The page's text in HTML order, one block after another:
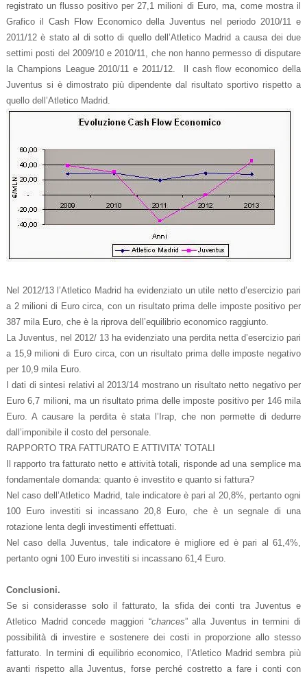
registrato un flusso positivo per 27,1 milioni di Euro, ma, come mostra il
Grafico il Cash Flow Economico della Juventus nel periodo 2010/11 e
2011/12 è stato al di sotto di quello dell’Atletico Madrid a causa dei due
settimi posti del 2009/10 e 2010/11, che non hanno permesso di disputare
la Champions League 2010/11 e 2011/12. Il cash flow economico della
Juventus si è dimostrato più dipendente dal risultato sportivo rispetto a
quello dell’Atletico Madrid.
Nel 2012/13 l’Atletico Madrid ha evidenziato un utile netto d’esercizio pari
a 2 milioni di Euro circa, con un risultato prima delle imposte positivo per
387 mila Euro, che è la riprova dell’equilibrio economico raggiunto.
La Juventus, nel 2012/ 13 ha evidenziato una perdita netta d’esercizio pari
a 15,9 milioni di Euro circa, con un risultato prima delle imposte negativo
per 10,9 mila Euro.
I dati di sintesi relativi al 2013/14 mostrano un risultato netto negativo per
Euro 6,7 milioni, ma un risultato prima delle imposte positivo per 146 mila
Euro. A causare la perdita è stata l’Irap, che non permette di dedurre
dall’imponibile il costo del personale.
RAPPORTO TRA FATTURATO E ATTIVITA’ TOTALI
Il rapporto tra fatturato netto e attività totali, risponde ad una semplice ma
fondamentale domanda: quanto è investito e quanto si fattura?
Nel caso dell’Atletico Madrid, tale indicatore è pari al 20,8%, pertanto ogni
100 Euro investiti si incassano 20,8 Euro, che è un segnale di una
rotazione lenta degli investimenti effettuati.
Nel caso della Juventus, tale indicatore è migliore ed è pari al 61,4%,
pertanto ogni 100 Euro investiti si incassano 61,4 Euro.
Conclusioni.
Se si considerasse solo il fatturato, la sfida dei conti tra Juventus e
Atletico Madrid concede maggiori “chances” alla Juventus in termini di
possibilità di investire e sostenere dei costi in proporzione allo stesso
fatturato. In termini di equilibrio economico, l’Atletico Madrid sembra più
avanti rispetto alla Juventus, forse perché costretto a fare i conti con